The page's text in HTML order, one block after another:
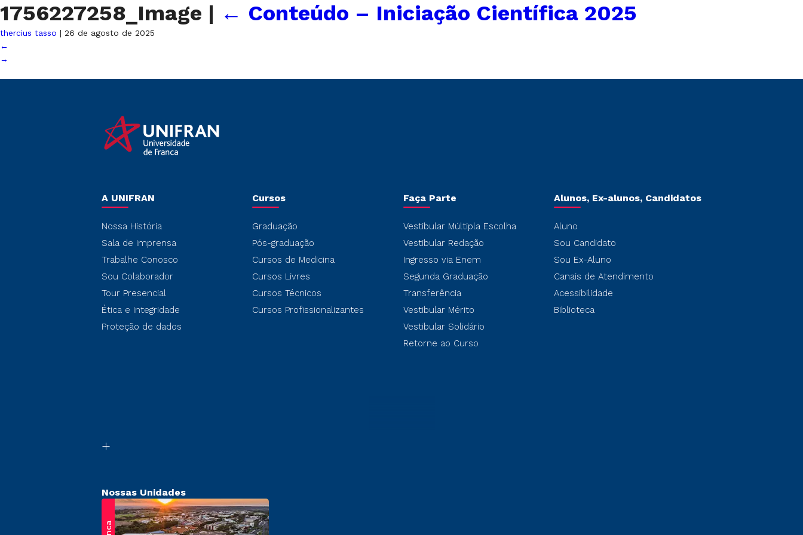
1756227258_Image | ← Conteúdo – Iniciação Científica 2025
thercius tasso | 26 de agosto de 2025
←
→
A UNIFRAN
Nossa História
Sala de Imprensa
Trabalhe Conosco
Sou Colaborador
Tour Presencial
Ética e Integridade
Proteção de dados
Cursos
Graduação
Pós-graduação
Cursos de Medicina
Cursos Livres
Cursos Técnicos
Cursos Profissionalizantes
Faça Parte
Vestibular Múltipla Escolha
Vestibular Redação
Ingresso via Enem
Segunda Graduação
Transferência
Vestibular Mérito
Vestibular Solidário
Retorne ao Curso
Alunos, Ex-alunos, Candidatos
Aluno
Sou Candidato
Sou Ex-Aluno
Canais de Atendimento
Acessibilidade
Biblioteca
Nossas Unidades